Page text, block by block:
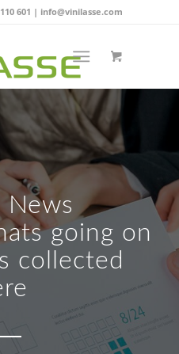
601 | info@vinilasse.com
News
going on
collected